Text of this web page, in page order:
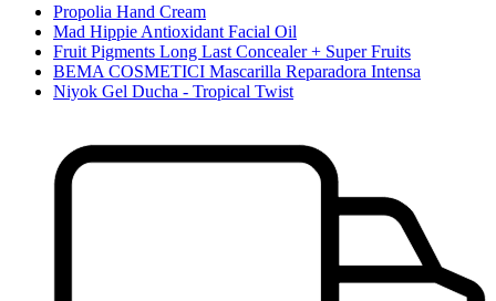
Propolia Hand Cream
Mad Hippie Antioxidant Facial Oil
Fruit Pigments Long Last Concealer + Super Fruits
BEMA COSMETICI Mascarilla Reparadora Intensa
Niyok Gel Ducha - Tropical Twist